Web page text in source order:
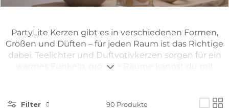
PartyLite Kerzen gibt es in verschiedenen Formen,
Größen und Düften – für jeden Raum ist das Richtige
dabei. Teelichter und Duftvotivkerzen sorgen für ein
warmes Funkeln, größere Räume kannst du mit
Stumpenkerzen bieten ein dezentes Design und
Filter 90 Produkte